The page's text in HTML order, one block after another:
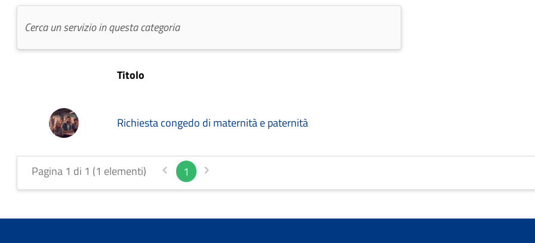
Titolo
Richiesta congedo di maternità e paternità
Pagina 1 di 1 (1 elementi) 1